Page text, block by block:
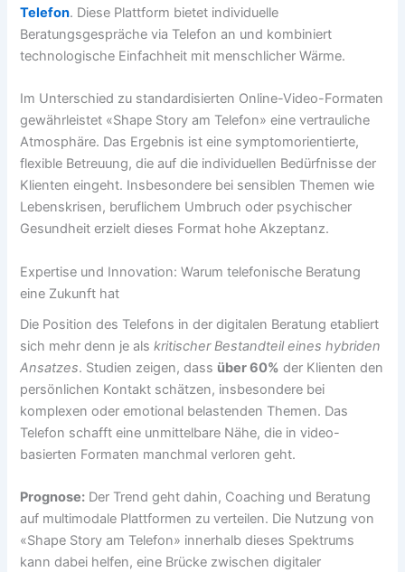
Telefon. Diese Plattform bietet individuelle
Beratungsgespräche via Telefon an und kombiniert
technologische Einfachheit mit menschlicher Wärme.
Im Unterschied zu standardisierten Online-Video-Formaten
gewährleistet «Shape Story am Telefon» eine vertrauliche
Atmosphäre. Das Ergebnis ist eine symptomorientierte,
flexible Betreuung, die auf die individuellen Bedürfnisse der
Klienten eingeht. Insbesondere bei sensiblen Themen wie
Lebenskrisen, beruflichem Umbruch oder psychischer
Gesundheit erzielt dieses Format hohe Akzeptanz.
Expertise und Innovation: Warum telefonische Beratung
eine Zukunft hat
Die Position des Telefons in der digitalen Beratung etabliert
sich mehr denn je alskritischer Bestandteil eines hybriden
Ansatzes. Studien zeigen, dass über 60% der Klienten den
persönlichen Kontakt schätzen, insbesondere bei
komplexen oder emotional belastenden Themen. Das
Telefon schafft eine unmittelbare Nähe, die in video-
basierten Formaten manchmal verloren geht.
Prognose: Der Trend geht dahin, Coaching und Beratung
auf multimodale Plattformen zu verteilen. Die Nutzung von
«Shape Story am Telefon» innerhalb dieses Spektrums
kann dabei helfen, eine Brücke zwischen digitaler